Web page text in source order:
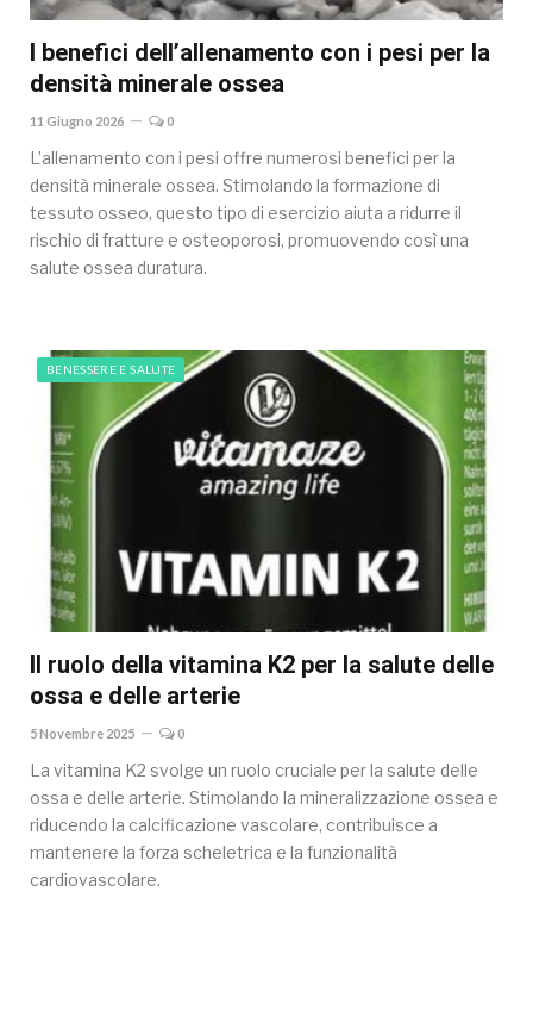
I benefici dell’allenamento con i pesi per la
densità minerale ossea
11 Giugno 2026 0
L’allenamento con i pesi offre numerosi benefici per la
densità minerale ossea. Stimolando la formazione di
tessuto osseo, questo tipo di esercizio aiuta a ridurre il
rischio di fratture e osteoporosi, promuovendo così una
salute ossea duratura.
BENESSERE E SALUTE
Il ruolo della vitamina K2 per la salute delle
ossa e delle arterie
5 Novembre 2025 0
La vitamina K2 svolge un ruolo cruciale per la salute delle
ossa e delle arterie. Stimolando la mineralizzazione ossea e
riducendo la calcificazione vascolare, contribuisce a
mantenere la forza scheletrica e la funzionalità
cardiovascolare.